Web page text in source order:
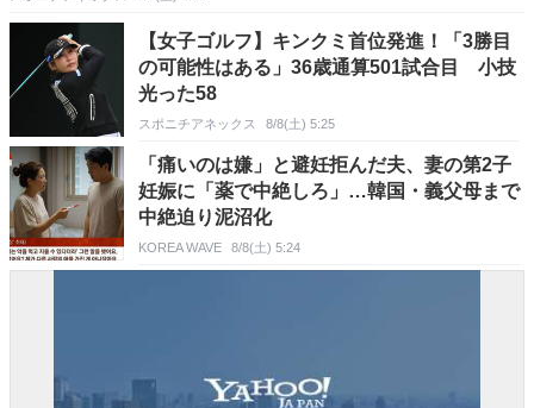
【女子ゴルフ】キンクミ首位発進！「3勝目
の可能性はある」36歳通算501試合目 小技
光った58
スポニチアネックス 8/8(土) 5:25
「痛いのは嫌」と避妊拒んだ夫、妻の第2子
妊娠に「薬で中絶しろ」…韓国・義父母まで
中絶迫り泥沼化
KOREA WAVE 8/8(土) 5:24